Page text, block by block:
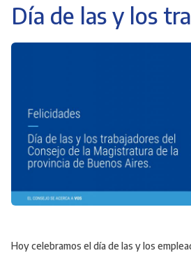
Día de las y los
Hoy celebramos el día de las y los